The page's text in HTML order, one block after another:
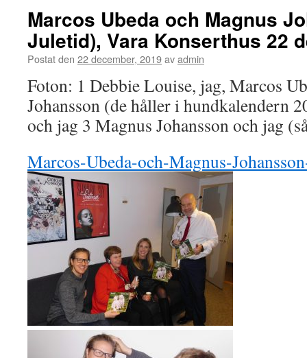
Marcos Ubeda och Magnus
Juletid), Vara Konserthus 22
Postat den 22 december, 2019avadmin
Foton: 1 Debbie Louise, jag, Marcos
Johansson (de håller i hundkalendern
och jag 3 Magnus Johansson och jag
Marcos-Ubeda-och-Magnus-